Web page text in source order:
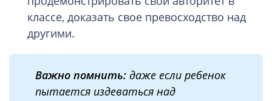
классе, доказать свое превосходство над
другими.
Важно помнить:даже если ребенок
пытается издеваться над